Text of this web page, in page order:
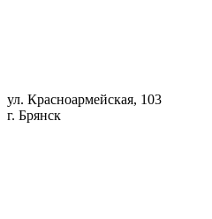
ул. Красноармейская, 103
г. Брянск